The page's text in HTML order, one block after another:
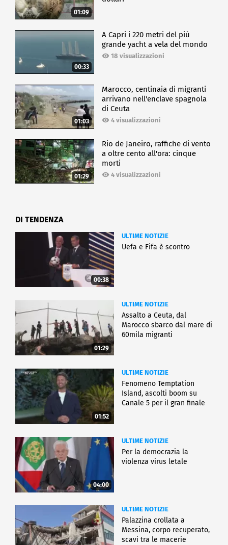
01:09
00:33
A Capri i 220 metri del più
grande yacht a vela del mondo
18 visualizzazioni
01:03
Marocco, centinaia di migranti
arrivano nell'enclave spagnola
di Ceuta
4 visualizzazioni
01:29
Rio de Janeiro, raffiche di vento
a oltre cento all'ora: cinque
morti
4 visualizzazioni
DI TENDENZA
00:38
ULTIME NOTIZIE
Uefa e Fifa è scontro
01:29
ULTIME NOTIZIE
Assalto a Ceuta, dal
Marocco sbarco dal mare di
60mila migranti
01:52
ULTIME NOTIZIE
Fenomeno Temptation
Island, ascolti boom su
Canale 5 per il gran finale
04:00
ULTIME NOTIZIE
Per la democrazia la
violenza virus letale
ULTIME NOTIZIE
Palazzina crollata a
Messina, corpo recuperato,
scavi tra le macerie